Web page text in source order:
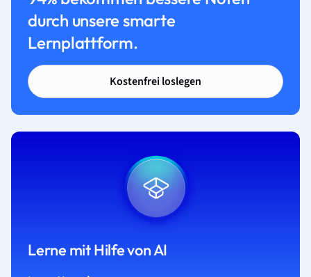
durch unsere smarte
Lernplattform.
Kostenfrei loslegen
Lerne mit Hilfe von AI